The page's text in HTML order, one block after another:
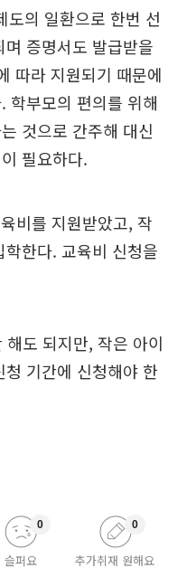
의 일환으로 한번 선
증명서도 발급받을
따라 지원되기 때문에
학부모의 편의를 위해
것으로 간주해 대신
필요하다.
비를 지원받았고, 작
한다. 교육비 신청을
도 되지만, 작은 아이
기간에 신청해야 한
슬퍼요
0
추가취재 원해요
0